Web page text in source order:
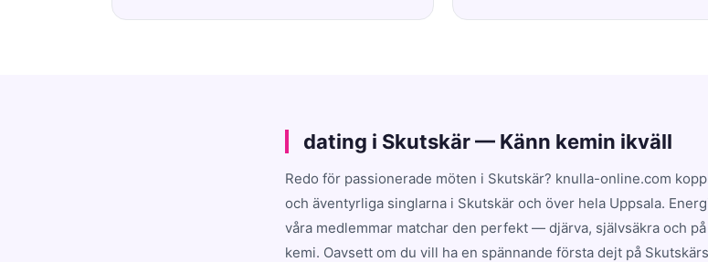
dating i Skutskär — Känn kemin ikväll
Redo för passionerade möten i Skutskär? knulla-online.com
och äventyrliga singlarna i Skutskär och över hela Uppsala.
våra medlemmar matchar den perfekt — djärva, självsäkra och
kemi. Oavsett om du vill ha en spännande första dejt på